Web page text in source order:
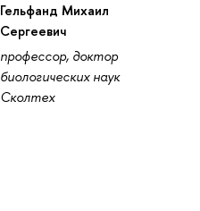
Гельфанд Михаил
Сергеевич
профессор, доктор
биологических наук
Сколтех